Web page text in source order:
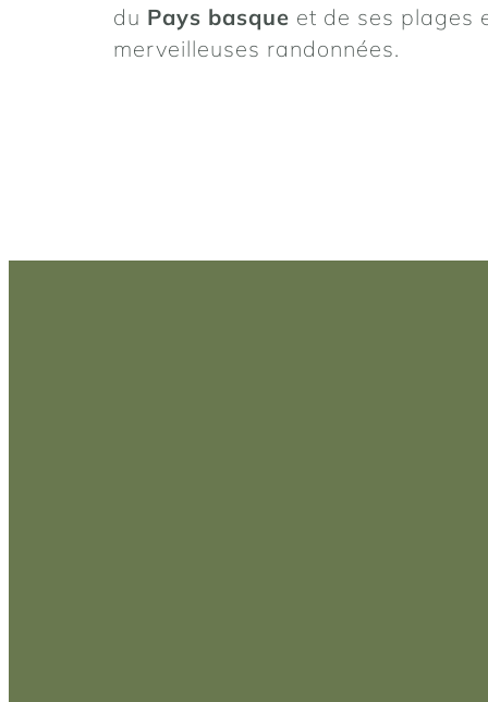
du Pays basque et de ses plages
merveilleuses randonnées.